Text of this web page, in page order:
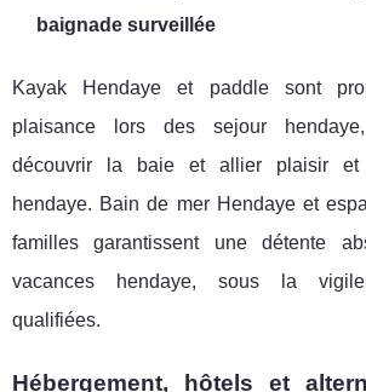
baignade surveillée
Kayak Hendaye et paddle sont
plaisance lors des sejour
découvrir la baie et allier plaisir et
hendaye. Bain de mer Hendaye et
familles garantissent une détente
vacances hendaye, sous la
qualifiées.
Hébergement, hôtels et